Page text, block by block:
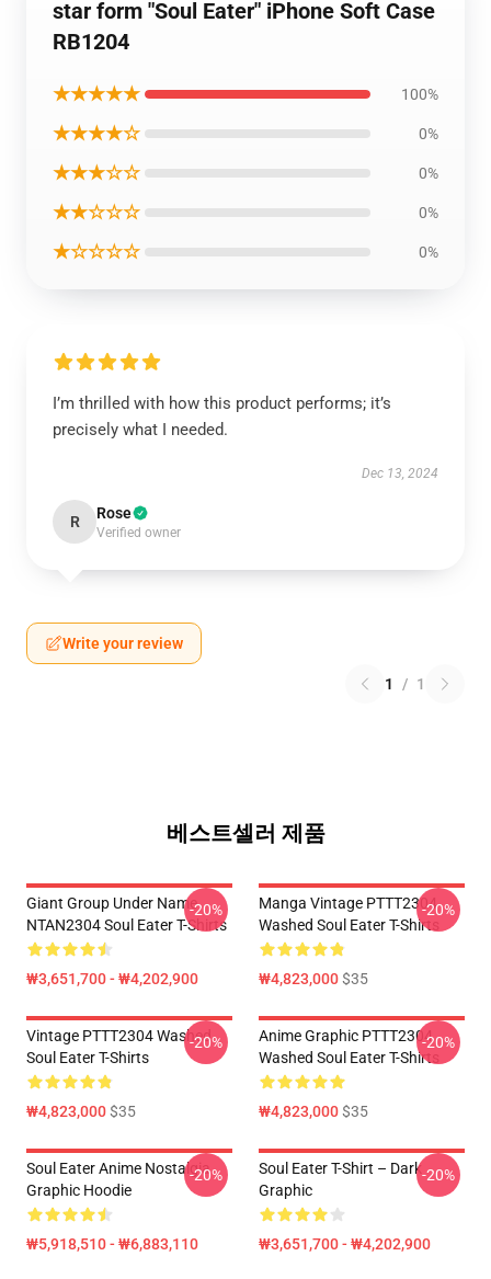
star form "Soul Eater" iPhone Soft Case
RB1204
★★★★★ 100%
★★★★☆ 0%
★★★☆☆ 0%
★★☆☆☆ 0%
★☆☆☆☆ 0%
I’m thrilled with how this product performs; it’s
precisely what I needed.
Dec 13, 2024
R Rose
Verified owner
Write your review
1 / 1
베스트셀러 제품
Giant Group Under Name
NTAN2304 Soul Eater T-Shirts
₩3,651,700 - ₩4,202,900
-20%
Manga Vintage PTTT2304
Washed Soul Eater T-Shirts
₩4,823,000$35
-20%
Vintage PTTT2304 Washed
Soul Eater T-Shirts
₩4,823,000$35
-20%
Anime Graphic PTTT2304
Washed Soul Eater T-Shirts
₩4,823,000$35
-20%
Soul Eater Anime Nostalgia
Graphic Hoodie
₩5,918,510 - ₩6,883,110
-20%
Soul Eater T-Shirt – Dark
Graphic
₩3,651,700 - ₩4,202,900
-20%